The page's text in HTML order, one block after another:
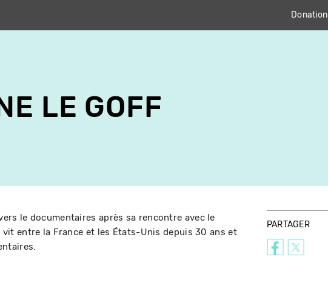
Donation
LE GOFF
le documentaires après sa rencontre avec le
vit entre la France et les États-Unis depuis 30 ans et
PARTAGER